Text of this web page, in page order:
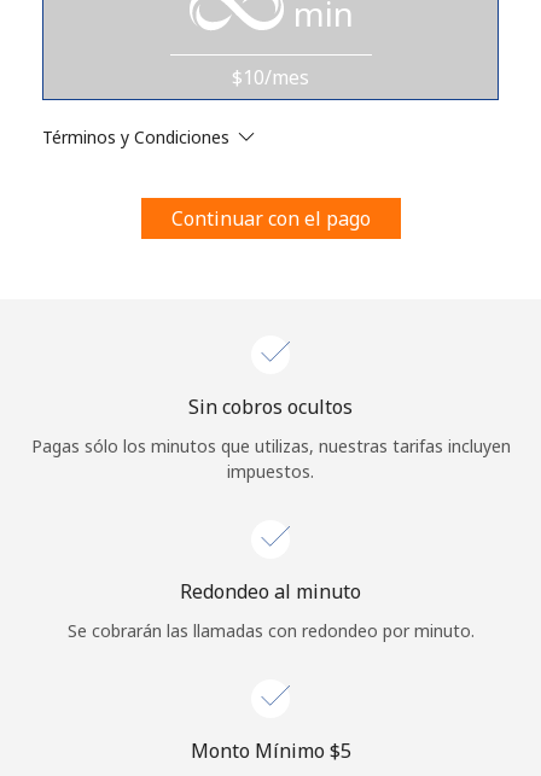
estosTérminos y condiciones.
Únete
¡Hola!
Inicia sesión oREGÍSTRATE →
¿Olvidaste tu contraseña? →
min
$10/mes
Términos y Condiciones
Continuar con el pago
Sin cobros ocultos
Pagas sólo los minutos que utilizas, nuestras tarifas incluyen
impuestos.
Redondeo al minuto
Se cobrarán las llamadas con redondeo por minuto.
Monto Mínimo ⁦$5⁩